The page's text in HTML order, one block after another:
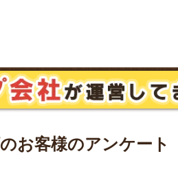
お客様のアンケート